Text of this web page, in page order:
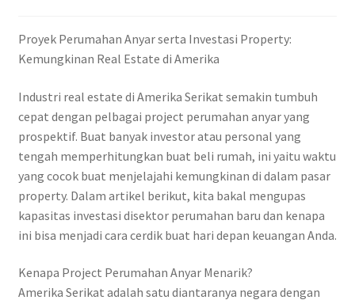
Proyek Perumahan Anyar serta Investasi Property:
Kemungkinan Real Estate di Amerika
Industri real estate di Amerika Serikat semakin tumbuh
cepat dengan pelbagai project perumahan anyar yang
prospektif. Buat banyak investor atau personal yang
tengah memperhitungkan buat beli rumah, ini yaitu waktu
yang cocok buat menjelajahi kemungkinan di dalam pasar
property. Dalam artikel berikut, kita bakal mengupas
kapasitas investasi disektor perumahan baru dan kenapa
ini bisa menjadi cara cerdik buat hari depan keuangan Anda.
Kenapa Project Perumahan Anyar Menarik?
Amerika Serikat adalah satu diantaranya negara dengan